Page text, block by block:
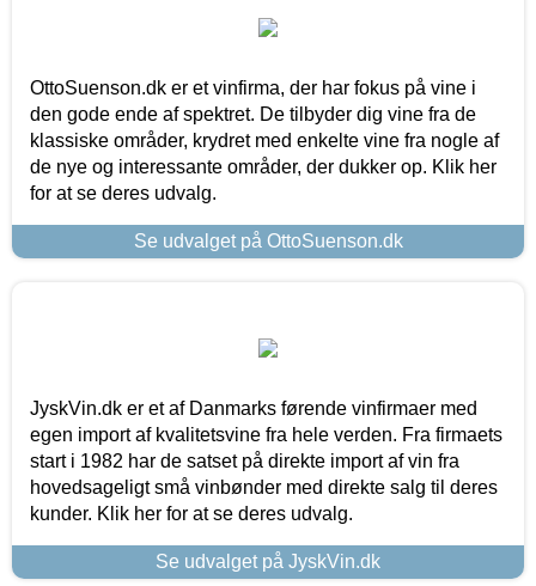
OttoSuenson.dk er et vinfirma, der har fokus på vine i
den gode ende af spektret. De tilbyder dig vine fra de
klassiske områder, krydret med enkelte vine fra nogle af
de nye og interessante områder, der dukker op. Klik her
for at se deres udvalg.
Se udvalget på OttoSuenson.dk
JyskVin.dk er et af Danmarks førende vinfirmaer med
egen import af kvalitetsvine fra hele verden. Fra firmaets
start i 1982 har de satset på direkte import af vin fra
hovedsageligt små vinbønder med direkte salg til deres
kunder. Klik her for at se deres udvalg.
Se udvalget på JyskVin.dk